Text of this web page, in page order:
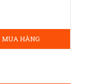
MUA HÀNG